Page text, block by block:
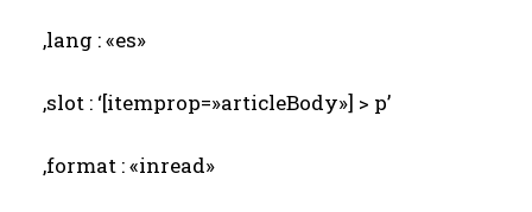
,lang : «es»
,slot : ‘[itemprop=»articleBody»] > p’
,format : «inread»